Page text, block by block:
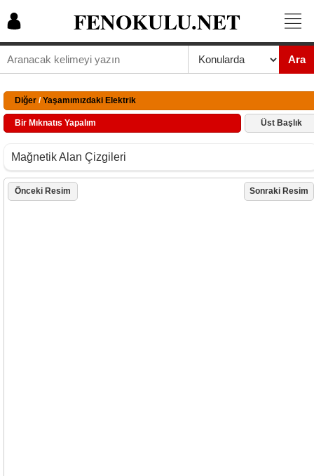
FENOKULU.NET
Ara
Diğer /Yaşamımızdaki Elektrik
Bir Mıknatıs Yapalım Üst Başlık
Mağnetik Alan Çizgileri
Önceki Resim Sonraki Resim